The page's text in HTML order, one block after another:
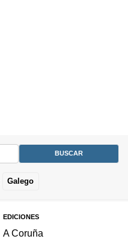
Galego
EDICIONES
A Coruña